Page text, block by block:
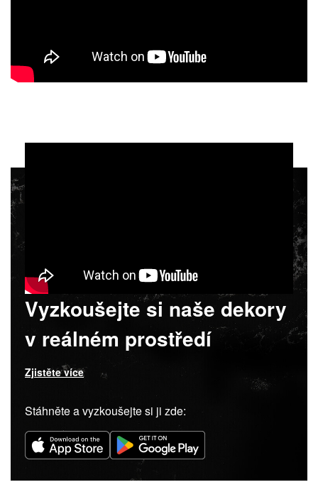
Vyzkoušejte si naše dekory
v reálném prostředí
Zjistěte více
Stáhněte a vyzkoušejte si ji zde: